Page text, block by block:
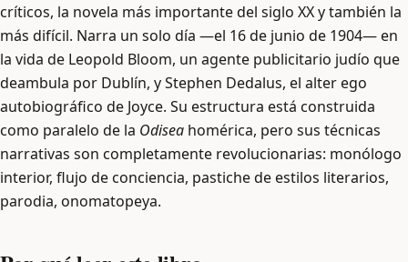
críticos, la novela más importante del siglo XX y también la
más difícil. Narra un solo día —el 16 de junio de 1904— en
la vida de Leopold Bloom, un agente publicitario judío que
deambula por Dublín, y Stephen Dedalus, el alter ego
autobiográfico de Joyce. Su estructura está construida
como paralelo de la Odisea homérica, pero sus técnicas
narrativas son completamente revolucionarias: monólogo
interior, flujo de conciencia, pastiche de estilos literarios,
parodia, onomatopeya.